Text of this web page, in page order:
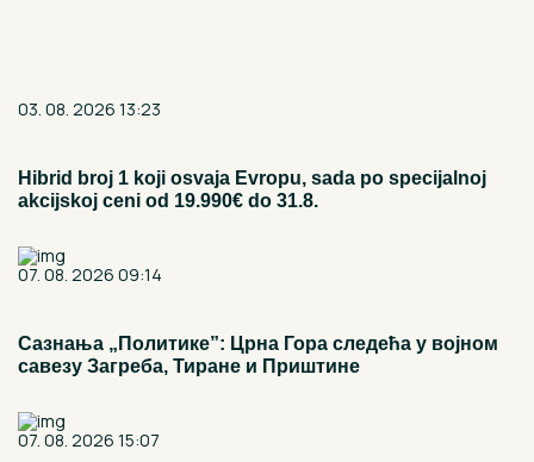
03. 08. 2026 13:23
Hibrid broj 1 koji osvaja Evropu, sada po specijalnoj
akcijskoj ceni od 19.990€ do 31.8.
07. 08. 2026 09:14
Сазнања „Политике”: Црна Гора следећа у војном
савезу Загреба, Тиране и Приштине
07. 08. 2026 15:07